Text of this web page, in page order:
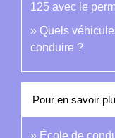
125 avec le
Quels
conduire ?
Pour en savoir